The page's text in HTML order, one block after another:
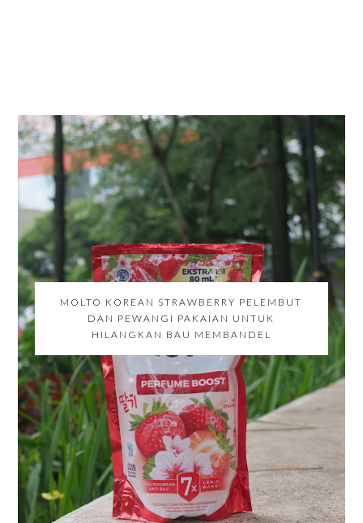
MOLTO KOREAN STRAWBERRY PELEMBUT
DAN PEWANGI PAKAIAN UNTUK
HILANGKAN BAU MEMBANDEL